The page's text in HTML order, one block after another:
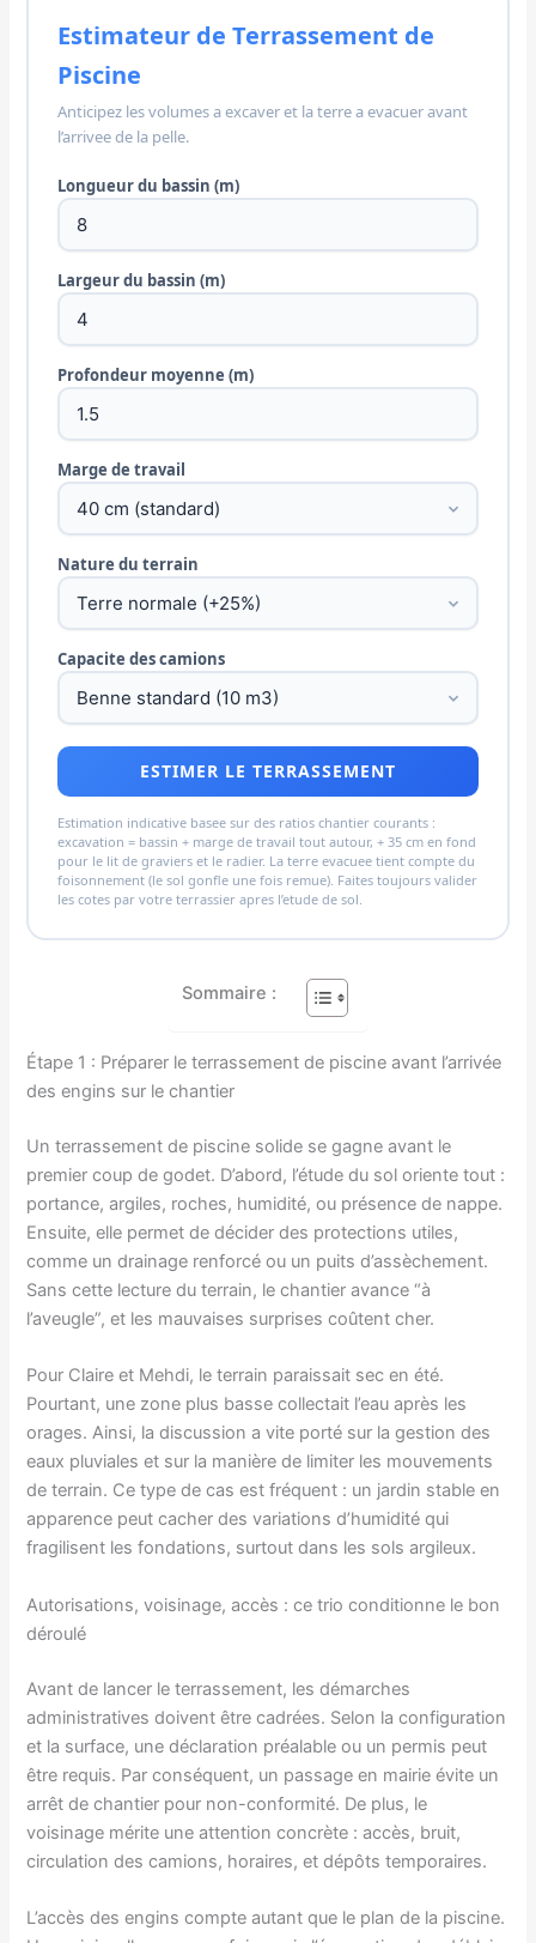
Estimateur de Terrassement de
Piscine
Anticipez les volumes a excaver et la terre a evacuer avant
l’arrivee de la pelle.
Longueur du bassin (m)
Largeur du bassin (m)
Profondeur moyenne (m)
Marge de travail
Nature du terrain
Capacite des camions
ESTIMER LE TERRASSEMENT
Estimation indicative basee sur des ratios chantier courants :
excavation = bassin + marge de travail tout autour, + 35 cm en fond
pour le lit de graviers et le radier. La terre evacuee tient compte du
foisonnement (le sol gonfle une fois remue). Faites toujours valider
les cotes par votre terrassier apres l’etude de sol.
Sommaire :
Étape 1 : Préparer le terrassement de piscine avant l’arrivée
des engins sur le chantier
Un terrassement de piscine solide se gagne avant le
premier coup de godet. D’abord, l’étude du sol oriente tout :
portance, argiles, roches, humidité, ou présence de nappe.
Ensuite, elle permet de décider des protections utiles,
comme un drainage renforcé ou un puits d’assèchement.
Sans cette lecture du terrain, le chantier avance “à
l’aveugle”, et les mauvaises surprises coûtent cher.
Pour Claire et Mehdi, le terrain paraissait sec en été.
Pourtant, une zone plus basse collectait l’eau après les
orages. Ainsi, la discussion a vite porté sur la gestion des
eaux pluviales et sur la manière de limiter les mouvements
de terrain. Ce type de cas est fréquent : un jardin stable en
apparence peut cacher des variations d’humidité qui
fragilisent les fondations, surtout dans les sols argileux.
Autorisations, voisinage, accès : ce trio conditionne le bon
déroulé
Avant de lancer le terrassement, les démarches
administratives doivent être cadrées. Selon la configuration
et la surface, une déclaration préalable ou un permis peut
être requis. Par conséquent, un passage en mairie évite un
arrêt de chantier pour non-conformité. De plus, le
voisinage mérite une attention concrète : accès, bruit,
circulation des camions, horaires, et dépôts temporaires.
L’accès des engins compte autant que le plan de la piscine.